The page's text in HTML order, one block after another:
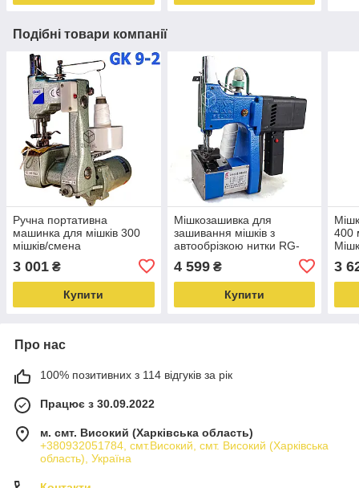
Подібні товари компанії
Ручна портативна
машинка для мішків 300
мішків/смена
Мішкозашивна машинка
GK 9-2 Мішезашивка
3 001 ₴
Купити
Мішкозашивка для
зашивання мішків з
автообрізкою нитки RG-
машинка
4 599₴
Купити
400
3
Про нас
100% позитивних з 114 відгуків за рік
Працює з 30.09.2022
м. смт. Високий (Харківська область)
+380932051784, смт.Високий, смт. Високий (Харківська
область), Україна